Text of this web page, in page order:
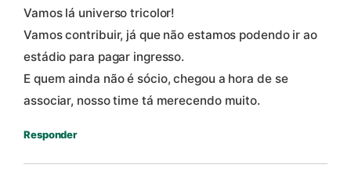
Vamos lá universo tricolor!
Vamos contribuir, já que não estamos podendo ir ao
estádio para pagar ingresso.
E quem ainda não é sócio, chegou a hora de se
associar, nosso time tá merecendo muito.
Responder